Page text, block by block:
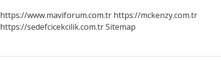
https://www.maviforum.com.tr https://mckenzy.com.tr
https://sedefcicekcilik.com.trSitemap